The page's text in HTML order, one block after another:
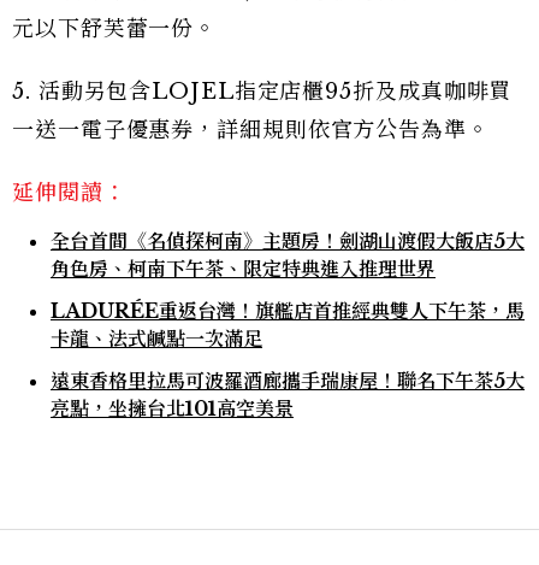
元以下舒芙蕾一份。
5. 活動另包含LOJEL指定店櫃95折及成真咖啡買
一送一電子優惠券，詳細規則依官方公告為準。
延伸閱讀：
全台首間《名偵探柯南》主題房！劍湖山渡假大飯店5大
角色房、柯南下午茶、限定特典進入推理世界
LADURÉE重返台灣！旗艦店首推經典雙人下午茶，馬
卡龍、法式鹹點一次滿足
遠東香格里拉馬可波羅酒廊攜手瑞康屋！聯名下午茶5大
亮點，坐擁台北101高空美景